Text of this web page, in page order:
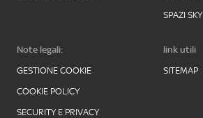
SPAZI SKY
Note legali:
GESTIONE COOKIE
COOKIE POLICY
SECURITY E PRIVACY
link utili
SITEMAP